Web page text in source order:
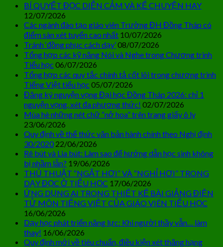
BÍ QUYẾT ĐỌC DIỄN CẢM VÀ KỂ CHUYỆN HAY
12/07/2026
Các ngành đào tạo giáo viên Trường ĐH Đồng Tháp có
điểm sàn xét tuyển cao nhất 10/07/2026
Tránh ‘đồng phục cách dạy’08/07/2026
Tổng hợp các kỹ năng Nói và Nghe trong Chương trình
Tiểu học 06/07/2026
Tổng hợp các quy tắc chính tả cốt lõi trong chương trình
Tiếng Việt tiểu học 05/07/2026
Đăng ký nguyện vọng Đại học Đồng Tháp 2026: chỉ 1
nguyện vọng, xét đa phương thức! 02/07/2026
Mùa hè những nét chữ “nở hoa” trên trang giấy ô ly
23/06/2026
Quy định về thể thức văn bản hành chính theo Nghị định
30/2020 22/06/2026
Rê bút và Lia bút: Làm sao để hướng dẫn học sinh không
bị nhầm lẫn? 19/06/2026
THỦ THUẬT “NGẮT HƠI” VÀ “NGHỈ HƠI” TRONG
DẠY ĐỌC Ở TIỂU HỌC 17/06/2026
ỨNG DỤNG AI TRONG THIẾT KẾ BÀI GIẢNG ĐIỆN
TỬ MÔN TIẾNG VIỆT CỦA GIÁO VIÊN TIỂU HỌC
16/06/2026
Dạy học phát triển năng lực: Khi người thầy vẫn… làm
thay! 16/06/2026
Quy định mới về tiêu chuẩn, điều kiện xét thăng hạng